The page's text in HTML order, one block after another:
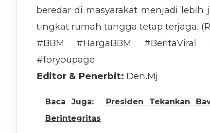
beredar di masyarakat menjadi
tingkat rumah tangga tetap terjaga.
#BBM #HargaBBM
#foryoupage
Editor & Penerbit: Den.Mj
Baca Juga:
Presiden Tekankan
Berintegritas